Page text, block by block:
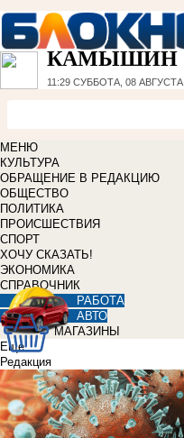
КАМЫШИН
11:29 СУББОТА, 08 АВГУСТА
МЕНЮ
КУЛЬТУРА
ОБРАЩЕНИЕ В РЕДАКЦИЮ
ОБЩЕСТВО
ПОЛИТИКА
ПРОИСШЕСТВИЯ
СПОРТ
ХОЧУ СКАЗАТЬ!
ЭКОНОМИКА
СПРАВОЧНИК
РАБОТА
АВТО
МАГАЗИНЫ
Еще
Редакция